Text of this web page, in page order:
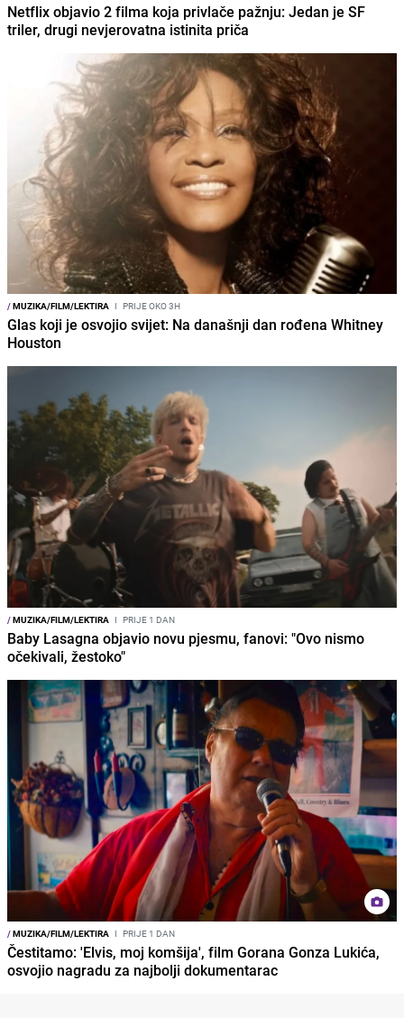
Netflix objavio 2 filma koja privlače pažnju: Jedan je SF
triler, drugi nevjerovatna istinita priča
/MUZIKA/FILM/LEKTIRA I PRIJE OKO 3H
Glas koji je osvojio svijet: Na današnji dan rođena Whitney
Houston
/MUZIKA/FILM/LEKTIRA I PRIJE 1 DAN
Baby Lasagna objavio novu pjesmu, fanovi: "Ovo nismo
očekivali, žestoko"
/MUZIKA/FILM/LEKTIRA I PRIJE 1 DAN
Čestitamo: 'Elvis, moj komšija', film Gorana Gonza Lukića,
osvojio nagradu za najbolji dokumentarac